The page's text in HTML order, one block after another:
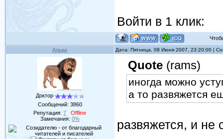
Войти в 1 клик:
Алька Дата: Пятница, 08 Июня 2007, 23:20:00 |
Доктор
Сообщений: 3860
Репутация:7
Offline
Замечания: 0%
Quote(rams)
иногда можно
а то развяжется
развяжется, и не